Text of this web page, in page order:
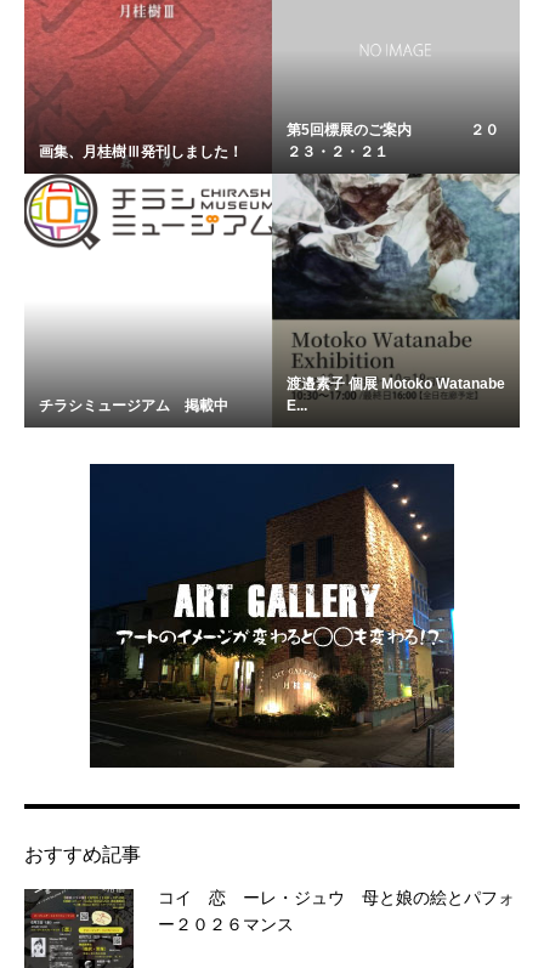
画集、月桂樹Ⅲ発刊しました！
第5回標展のご案内 ２０
２３・２・２１
チラシミュージアム 掲載中
渡邉素子 個展 Motoko Watanabe
E...
おすすめ記事
コイ 恋 ーレ・ジュウ 母と娘の絵とパフォ
ー２０２６マンス